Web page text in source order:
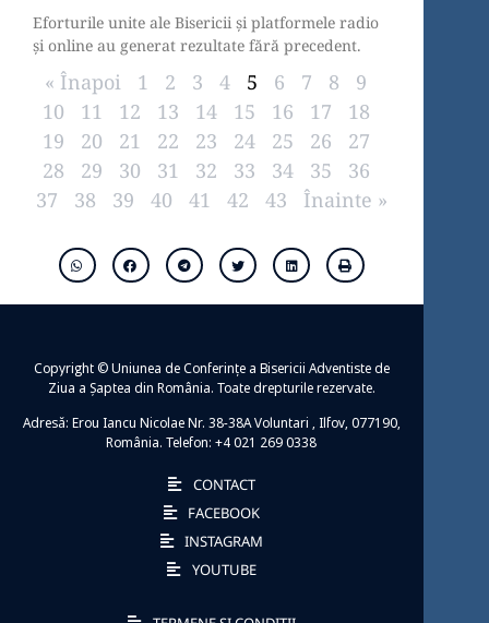
Eforturile unite ale Bisericii și platformele radio
și online au generat rezultate fără precedent.
« Înapoi 1 2 3 4 5 6 7 8
9
10
11 12 13 14 15 16 17
18
19
20 21 22 23 24 25 26
27
28
29 30 31 32 33 34 35
36
37
38 39 40 41 42 43 Înainte »
Copyright © Uniunea de Conferințe a Bisericii Adventiste de
Ziua a Șaptea din România. Toate drepturile rezervate.
Adresă: Erou Iancu Nicolae Nr. 38-38A Voluntari , Ilfov, 077190,
România. Telefon: +4 021 269 0338
CONTACT
FACEBOOK
INSTAGRAM
YOUTUBE